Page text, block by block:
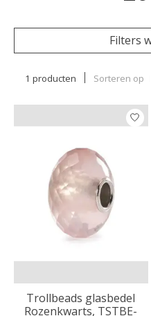
Filters
1 producten Sorteren op
Trollbeads glasbedel
Rozenkwarts, TSTBE-